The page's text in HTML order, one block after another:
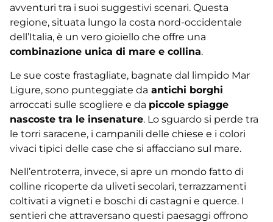
avventuri tra i suoi suggestivi scenari. Questa
regione, situata lungo la costa nord-occidentale
dell’Italia, è un vero gioiello che offre una
combinazione unica di mare e collina.
Le sue coste frastagliate, bagnate dal limpido Mar
Ligure, sono punteggiate da antichi borghi
arroccati sulle scogliere e da piccole spiagge
nascoste tra le insenature. Lo sguardo si perde tra
le torri saracene, i campanili delle chiese e i colori
vivaci tipici delle case che si affacciano sul mare.
Nell’entroterra, invece, si apre un mondo fatto di
colline ricoperte da uliveti secolari, terrazzamenti
coltivati a vigneti e boschi di castagni e querce. I
sentieri che attraversano questi paesaggi offrono